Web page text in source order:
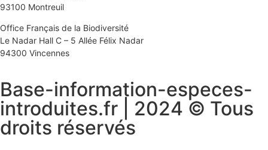
93100 Montreuil
Office Français de la Biodiversité
Le Nadar Hall C – 5 Allée Félix Nadar
94300 Vincennes
Base-information-especes-
introduites.fr | 2024 © Tous
droits réservés